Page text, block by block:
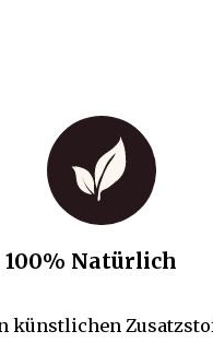
100% Natürlich
künstlichen